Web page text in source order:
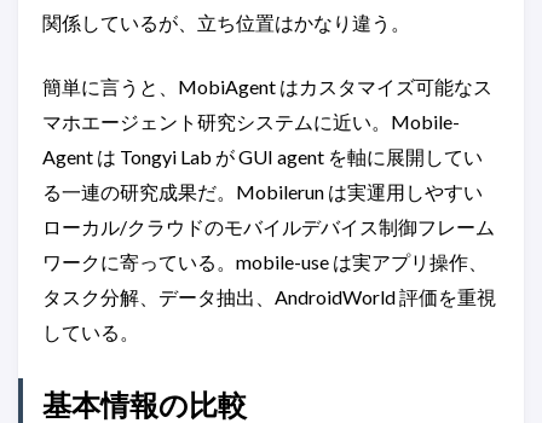
関係しているが、立ち位置はかなり違う。
簡単に言うと、MobiAgent はカスタマイズ可能なス
マホエージェント研究システムに近い。Mobile-
Agent は Tongyi Lab が GUI agent を軸に展開してい
る一連の研究成果だ。Mobilerun は実運用しやすい
ローカル/クラウドのモバイルデバイス制御フレーム
ワークに寄っている。mobile-use は実アプリ操作、
タスク分解、データ抽出、AndroidWorld 評価を重視
している。
基本情報の比較